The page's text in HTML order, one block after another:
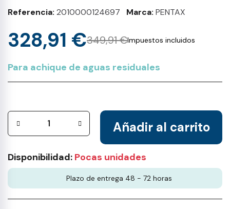
Referencia 2010000124697 Marca PENTAX
349,91 €
328,91 € Impuestos incluidos
Para achique de aguas residuales
Añadir al carrito
Disponibilidad: Pocas unidades
Plazo de entrega 48 - 72 horas